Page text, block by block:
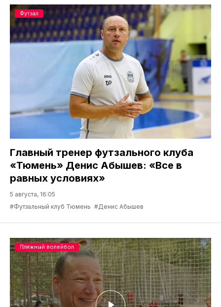
Главный тренер футзального клуба
«Тюмень» Денис Абышев: «Все в
равных условиях»
5 августа, 16:05
#Футзальный клуб Тюмень #Денис Абышев
Футзал
Пляжный волейбол